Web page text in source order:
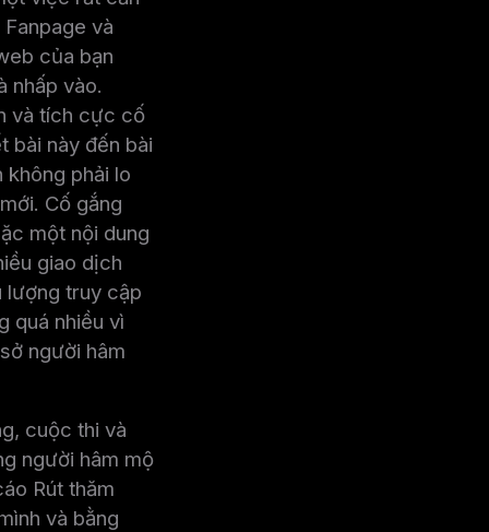
và
của bạn
nhấp vào.
và tích cực cố
bài này đến bài
phải lo
Cố gắng
một nội dung
giao dịch
lượng truy cập
quá nhiều vì
người hâm
cuộc thi và
người hâm mộ
Rút ​​thăm
và bằng